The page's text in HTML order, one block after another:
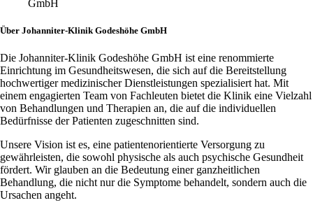
GmbH
Über Johanniter-Klinik Godeshöhe GmbH
Die Johanniter-Klinik Godeshöhe GmbH ist eine renommierte
Einrichtung im Gesundheitswesen, die sich auf die Bereitstellung
hochwertiger medizinischer Dienstleistungen spezialisiert hat. Mit
einem engagierten Team von Fachleuten bietet die Klinik eine Vielzahl
von Behandlungen und Therapien an, die auf die individuellen
Bedürfnisse der Patienten zugeschnitten sind.
Unsere Vision ist es, eine patientenorientierte Versorgung zu
gewährleisten, die sowohl physische als auch psychische Gesundheit
fördert. Wir glauben an die Bedeutung einer ganzheitlichen
Behandlung, die nicht nur die Symptome behandelt, sondern auch die
Ursachen angeht.